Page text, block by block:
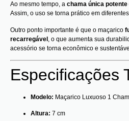
Ao mesmo tempo, a chama única potente
Assim, o uso se torna prático em
Outro ponto importante é que o maçarico
recarregável , o que aumenta sua
acessório se torna econômico e
Especificações
Modelo: Maçarico Luxuoso 1
Altura: 7 cm